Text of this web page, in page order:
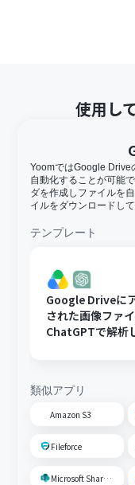
使用し
YoomではGoogle Drive
自動化することが可能
ダを作成しファイルを
イルをダウンロードし
テンプレート
Google Driveに
された画像ファ
ChatGPTで解析
類似アプリ
Amazon S3
Fileforce
Microsoft SharePoint